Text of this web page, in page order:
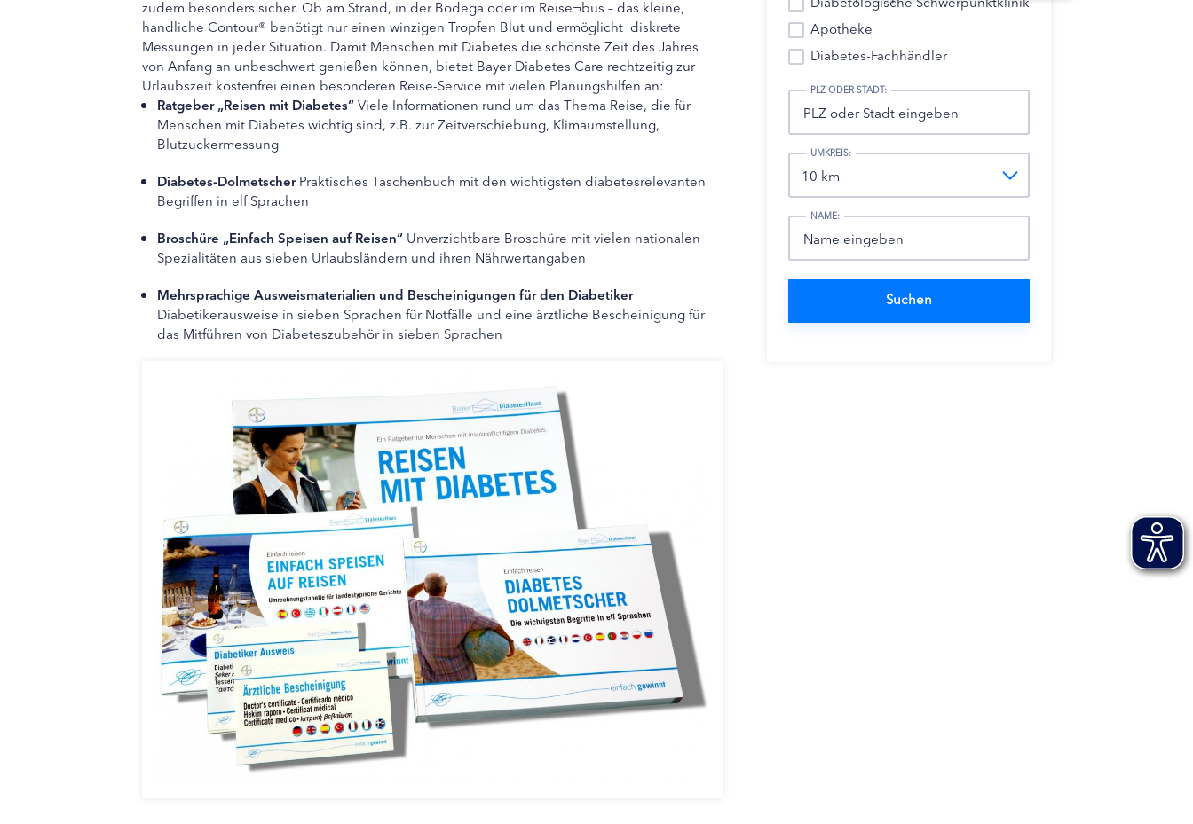
zudem besonders sicher. Ob am Strand, in der Bodega oder im Reise¬bus – das kleine,
handliche Contour® benötigt nur einen winzigen Tropfen Blut und ermöglicht diskrete
Messungen in jeder Situation. Damit Menschen mit Diabetes die schönste Zeit des Jahres
von Anfang an unbeschwert genießen können, bietet Bayer Diabetes Care rechtzeitig zur
Urlaubszeit kostenfrei einen besonderen Reise-Service mit vielen Planungshilfen an:
Ratgeber „Reisen mit Diabetes“Viele Informationen rund um das Thema Reise, die für
Menschen mit Diabetes wichtig sind, z.B. zur Zeitverschiebung, Klimaumstellung,
Blutzuckermessung
Diabetes-DolmetscherPraktisches Taschenbuch mit den wichtigsten diabetesrelevanten
Begriffen in elf Sprachen
Broschüre „Einfach Speisen auf Reisen“ Unverzichtbare Broschüre mit vielen nationalen
Spezialitäten aus sieben Urlaubsländern und ihren Nährwertangaben
Mehrsprachige Ausweismaterialien und Bescheinigungen für den Diabetiker
Diabetikerausweise in sieben Sprachen für Notfälle und eine ärztliche Bescheinigung für
das Mitführen von Diabeteszubehör in sieben Sprachen
Apotheke
Diabetes-Fachhändler
PLZ ODER STADT:
UMKREIS:
NAME: